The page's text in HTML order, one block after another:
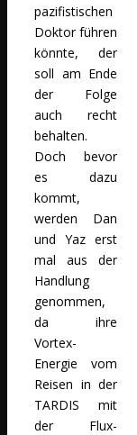
pazifistischen
Doktor führen
könnte, der
soll am Ende
der Folge
auch recht
behalten.
Doch bevor
es dazu
kommt,
werden Dan
und Yaz erst
mal aus der
Handlung
genommen,
da ihre
Vortex-
Energie vom
Reisen in der
TARDIS mit
der Flux-